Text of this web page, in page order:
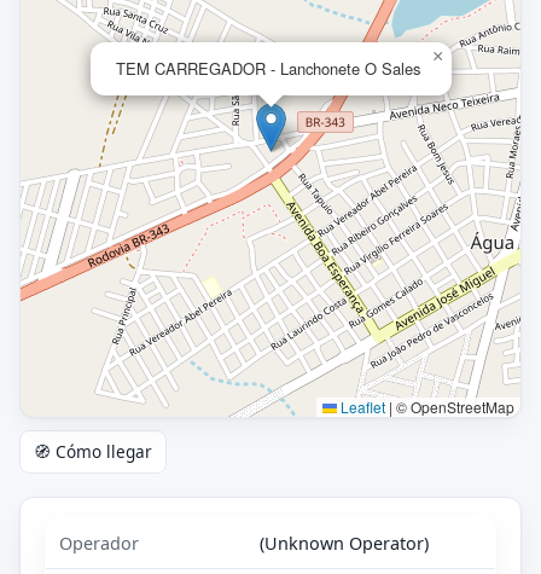
TEM CARREGADOR - Lanchonete O Sales
×
Leaflet | © OpenStreetMap
🧭 Cómo llegar
Operador (Unknown Operator)